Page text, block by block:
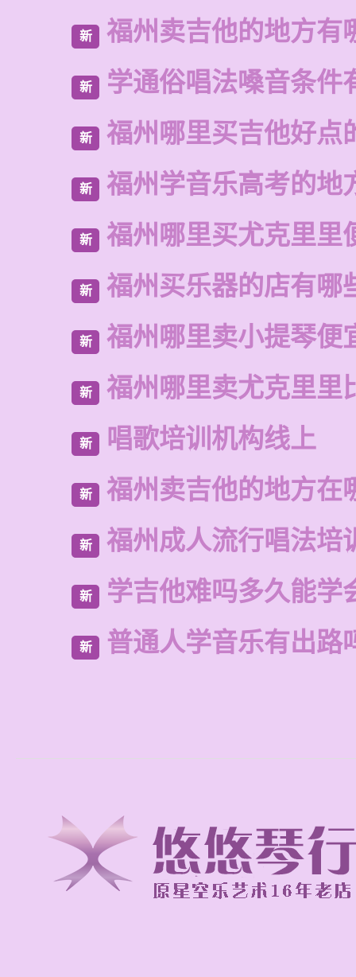
新 福州卖吉他的地方有
新 学通俗唱法嗓音条件
新 福州哪里买吉他好点
新 福州学音乐高考的地
新 福州哪里买尤克里里
新 福州买乐器的店有哪
新 福州哪里卖小提琴便
新 福州哪里卖尤克里里
新 唱歌培训机构线上
新 福州卖吉他的地方在
新 福州成人流行唱法培
新 学吉他难吗多久能学
新 普通人学音乐有出路